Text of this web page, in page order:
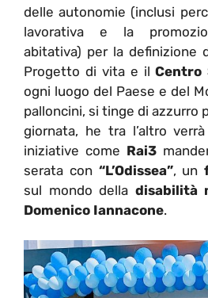
delle autonomie (inclusi
lavorativa e la
abitativa) per la definizione
Progetto di vita e ilCentro
ogni luogo del Paese e del
palloncini, si tinge di azzurro
giornata, he tra l’altro
iniziative come Rai3
serata con “L’Odissea”, un
sul mondo della disabilità
Domenico Iannacone.